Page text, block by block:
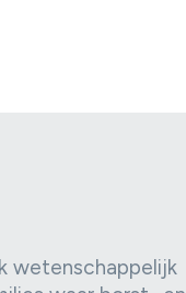
wetenschappelijk